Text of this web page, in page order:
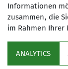
Maximale
Informationen
zusammen, die
im Rahmen Ihrer
ANALYTICS